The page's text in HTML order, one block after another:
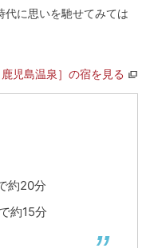
代に思いを馳せてみては
鹿児島温泉］の宿を見る
約20分
約15分